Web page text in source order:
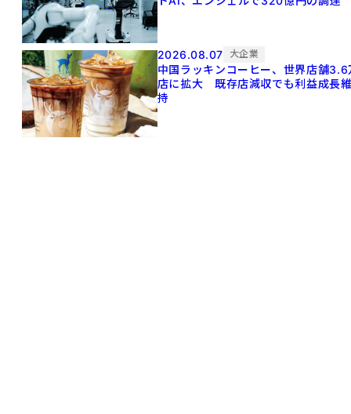
2026.08.07 大企業
中国ラッキンコーヒー、世界店舗3.6
店に拡大 既存店減収でも利益成長
持